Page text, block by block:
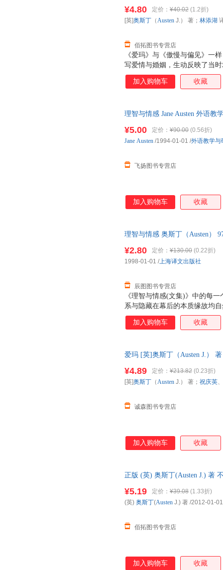
《爱玛》与《傲慢与偏见》一
写爱情与婚姻，生动反映了当
托出18世纪末到19世纪初英国
中，通过几个乡镇中产阶级少
¥4.80 定价： ¥40.02 (1.2折)
佰拓图书专营店
[英]奥斯丁 （Austen J.） 著； 林添湖
加入购物车 收藏
理智与情感 Jane Austen 外语
¥5.00 定价： ¥90.00 (0.56折)
飞扬图书专营店
Jane Austen /1994-01-01 /外语教学与
加入购物车 收藏
理智与情感 奥斯丁（Austen）
《理智与情感(文集)》中的每
系与隐藏在幕后的本质缘故均
¥2.80 定价： ¥130.00 (0.22折)
辰图图书专营店
1998-01-01 /上海译文出版社
加入购物车 收藏
爱玛 [英]奥斯丁（Austen J.）
¥4.89 定价： ¥213.82 (0.23折)
诚森图书专营店
[英]奥斯丁 （Austen J.） 著； 祝庆英
加入购物车 收藏
正版 (英) 奥斯丁(Austen J.) 著
¥5.19 定价： ¥39.08 (1.33折)
佰拓图书专营店
(英) 奥斯丁(Austen J.) 著 /2012-01-01
加入购物车 收藏